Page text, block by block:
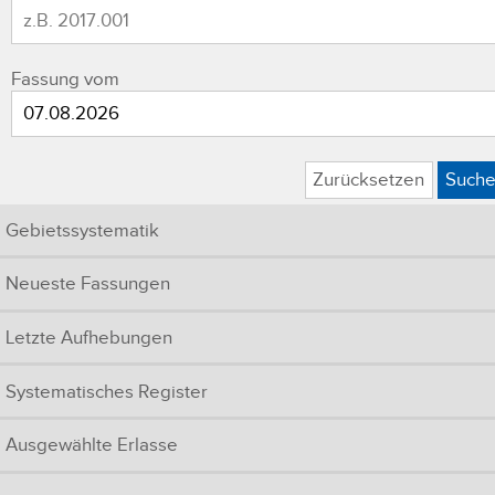
Fassung vom
Zurücksetzen
Gebietssystematik
Neueste Fassungen
Letzte Aufhebungen
Systematisches Register
Ausgewählte Erlasse